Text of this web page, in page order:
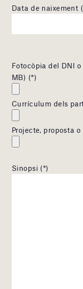
Data de naixement
Fotocòpia del DNI
MB) (*)
Currículum dels
Projecte, proposta
Sinopsi (*)